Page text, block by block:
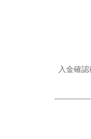
入金確